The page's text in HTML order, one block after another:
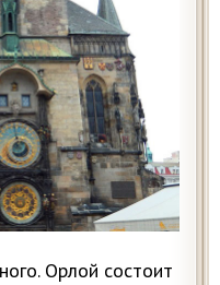
Орлой состоит